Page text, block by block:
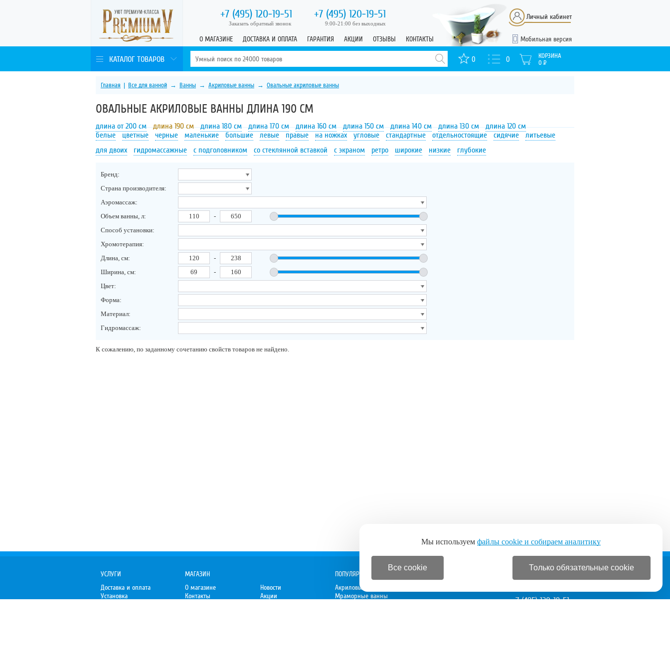
+7 (495) 120-19-51 +7 (495) 120-19-51
Заказать обратный звонок 9:00-21:00 без выходных
О МАГАЗИНЕ ДОСТАВКА И ОПЛАТА ГАРАНТИЯ АКЦИИ ОТЗЫВЫ КОНТАКТЫ Мобильная версия
Личный кабинет
КАТАЛОГ ТОВАРОВ 0 0
КОРЗИНА
0 Р
Главная | Все для ванной → Ванны → Акриловые ванны → Овальные акриловые ванны
ОВАЛЬНЫЕ АКРИЛОВЫЕ ВАННЫ ДЛИНА 190 СМ
длина от 200 см длина 190 см длина 180 см длина 170 см длина 160 см длина 150 см длина 140 см длина 130 см
длина 120 см
белые
цветные черные маленькие большие левые правые на ножках угловые стандартные отдельностоящие сидячие
литьевые
для двоих
гидромассажные с подголовником со стеклянной вставкой с экраном ретро широкие низкие глубокие
Бренд:
Страна производителя:
Аэромассаж:
Объем ванны, л:
-
Способ установки:
Хромотерапия:
Длина, см:
-
Ширина, см:
-
Цвет:
Форма:
Материал:
Гидромассаж:
К сожалению, по заданному сочетанию свойств товаров не найдено.
УСЛУГИ
Доставка и оплата
Установка
МАГАЗИН
О магазине
Контакты
Новости
Акции
ПОПУЛЯРНОЕ
Акриловые ванны
Мраморные ванны
+7 (495) 120-19-51
Мы используем файлы cookie и собираем аналитику
Все cookie Только обязательные cookie